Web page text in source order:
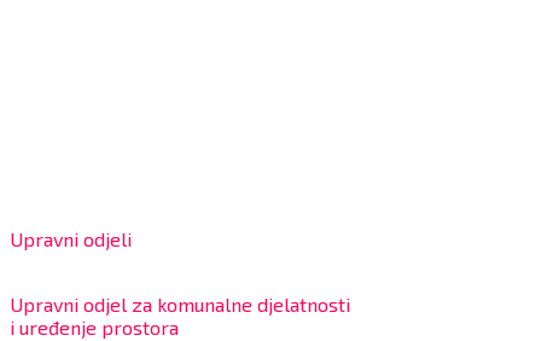
Upravni odjeli
Upravni odjel za komunalne djelatnosti
i uređenje prostora